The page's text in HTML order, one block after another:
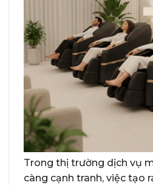
Trong thị trường dịch vụ
càng cạnh tranh, việc tạo